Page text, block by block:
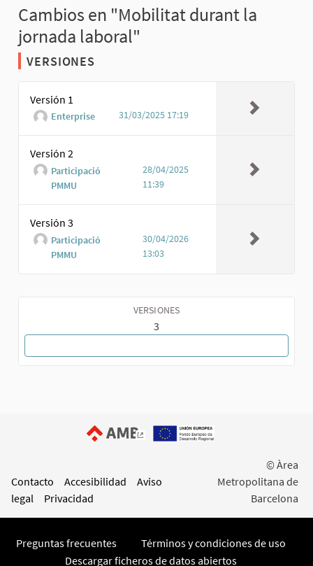
Cambios en "Mobilitat durant la
jornada laboral"
VERSIONES
Versión 1
Enterprise 31/03/2025 17:19
Versión 2
Participació
PMMU
28/04/2025
11:39
Versión 3
Participació
PMMU
30/04/2026
13:03
VERSIONES
3
(Enlace externo)
Contacto Accesibilidad
Aviso
legal
Privacidad
© Àrea
Metropolitana de
Barcelona
Preguntas frecuentes
Términos y condiciones de uso
Descargar ficheros de datos abiertos